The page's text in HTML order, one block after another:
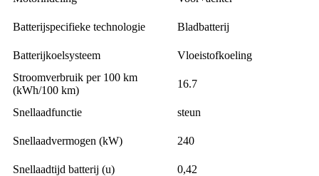
Batterijspecifieke technologie Bladbatterij
Batterijkoelsysteem
Vloeistofkoeling
Stroomverbruik per 100 km
(kWh/100 km)
16.7
Snellaadfunctie steun
Snellaadvermogen (kW) 240
Snellaadtijd batterij (u) 0,42